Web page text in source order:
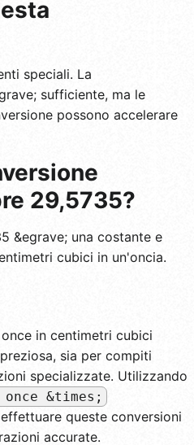
speciali. La
sufficiente, ma le
possono accelerare
29,5735?
&egrave; una costante e
cubici in un'oncia.
in centimetri cubici
sia per compiti
specializzate. Utilizzando
&times;
queste conversioni
accurate.